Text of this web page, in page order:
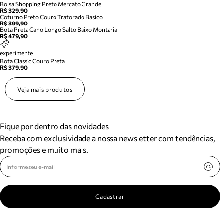
Bolsa Shopping Preto Mercato Grande
R$ 329,90
Coturno Preto Couro Tratorado Basico
R$ 399,90
Bota Preta Cano Longo Salto Baixo Montaria
R$ 479,90
experimente
Bota Classic Couro Preta
R$ 379,90
Veja mais produtos
Fique por dentro das novidades
Receba com exclusividade a nossa newsletter com tendências,
promoções e muito mais.
Cadastrar